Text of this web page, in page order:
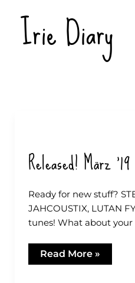
Inhalt
springenIrie Diary
Released! März ’19
Ready for new stuff?
JAHCOUSTIX, LUTAN
tunes! What about your
Released!
März
Read More »